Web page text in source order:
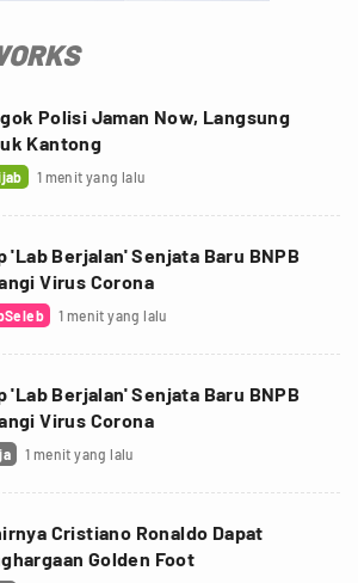
Polisi Jaman Now, Langsung
Kantong
1 menit yang lalu
'Lab Berjalan' Senjata Baru BNPB
Virus Corona
1 menit yang lalu
'Lab Berjalan' Senjata Baru BNPB
Virus Corona
1 menit yang lalu
Cristiano Ronaldo Dapat
Golden Foot